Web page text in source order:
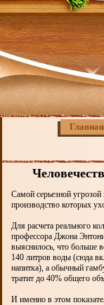
Главная
Самой серьезной угрозой
производство которых
Для расчета реального
профессора Джона
выяснилось, что больше
140 литров воды (сюда
напитка), а обычный
тратит до 40% общего
И именно в этом